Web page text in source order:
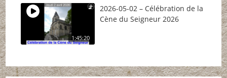
1:45:20
2026-05-02 – Célébration de la
Cène du Seigneur 2026